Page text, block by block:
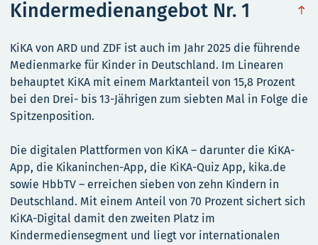
Kindermedienangebot Nr. 1
KiKA von ARD und ZDF ist auch im Jahr 2025 die führende
Medienmarke für Kinder in Deutschland. Im Linearen
behauptet KiKA mit einem Marktanteil von 15,8 Prozent
bei den Drei- bis 13-Jährigen zum siebten Mal in Folge die
Spitzenposition.
Die digitalen Plattformen von KiKA – darunter die KiKA-
App, die Kikaninchen-App, die KiKA-Quiz App, kika.de
sowie HbbTV – erreichen sieben von zehn Kindern in
Deutschland. Mit einem Anteil von 70 Prozent sichert sich
KiKA-Digital damit den zweiten Platz im
Kindermediensegment und liegt vor internationalen